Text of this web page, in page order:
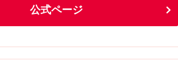
公式ページ